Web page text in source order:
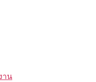
าน